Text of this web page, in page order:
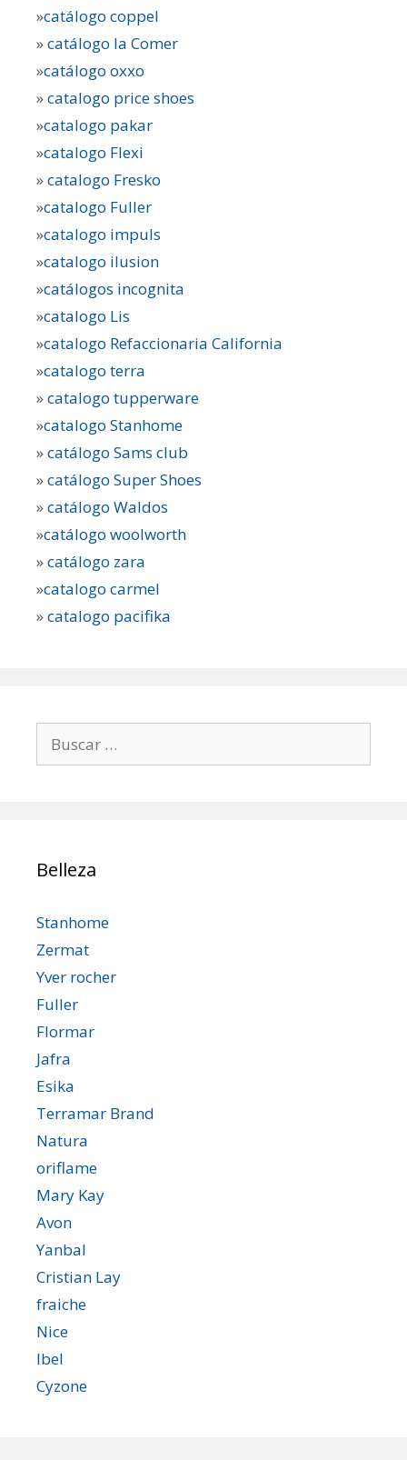
»catálogo coppel
»catálogo la Comer
»catálogo oxxo
»catalogo price shoes
»catalogo pakar
»catalogo Flexi
»catalogo Fresko
»catalogo Fuller
»catalogo impuls
»catalogo ilusion
»catálogos incognita
»catalogo Lis
»catalogo Refaccionaria California
»catalogo terra
»catalogo tupperware
»catalogo Stanhome
»catálogo Sams club
»catálogo Super Shoes
»catálogo Waldos
»catálogo woolworth
»catálogo zara
»catalogo carmel
»catalogo pacifika
Belleza
Stanhome
Zermat
Yver rocher
Fuller
Flormar
Jafra
Esika
Terramar Brand
Natura
oriflame
Mary Kay
Avon
Yanbal
Cristian Lay
fraiche
Nice
lbel
Cyzone